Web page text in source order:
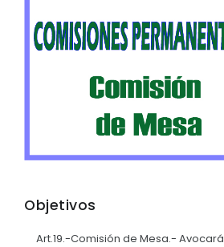
Convocatorias
GESTIÓN ADMINISTRATIVA
Plan de desarrollo y
Plan Anual Contratación -
Plan Operativo Anual - POA
PRESUPUESTO: EJECUCIÓN Y
Cédulas presupuestarias y
Objetivos
Art.19.-Comisión de Mesa.-